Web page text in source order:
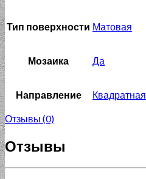
Тип поверхности Матовая
Мозаика Да
Направление Квадратная
Отзывы (0)
Отзывы